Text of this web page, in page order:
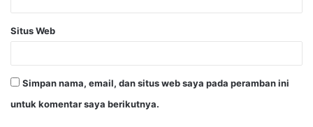
Situs Web
Simpan nama, email, dan situs web saya pada peramban ini
untuk komentar saya berikutnya.